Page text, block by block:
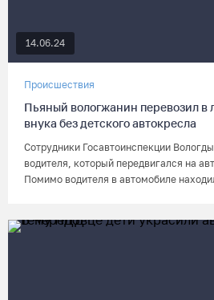
14.06.24
Происшествия
Пьяный вологжанин перевозил в
внука без детского автокресла
Сотрудники Госавтоинспекции
водителя, который передвигался на
Помимо водителя в автомобиле